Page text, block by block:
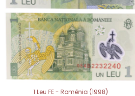
1 Leu FE - Romênia (1998)